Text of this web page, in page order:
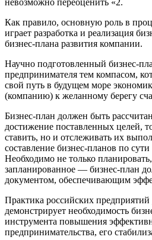
невозможно переоценить «2.
Как правило, основную роль в
играет разработка и реализация
бизнес-плана развития компании.
Научно подготовленный бизнес-
предпринимателя тем компасом,
свой путь в будущем море
(компанию) к желанному берегу
Бизнес-план должен быть
достижение поставленных целей,
ставить, но и отслеживать их
составление бизнес-планов по
Необходимо не только
запланированное — бизнес-план
документом, обеспечивающим
Практика российских предприятий
демонстрирует необходимость
инструмента повышения
предпринимательства, его